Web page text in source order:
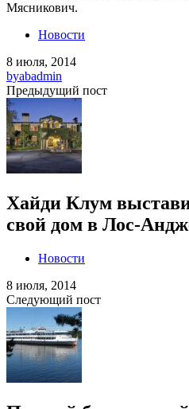
Мясникович.
Новости
8 июля, 2014
byabadmin
Предыдущий пост
Хайди Клум
свой дом в Лос-
Новости
8 июля, 2014
Следующий пост